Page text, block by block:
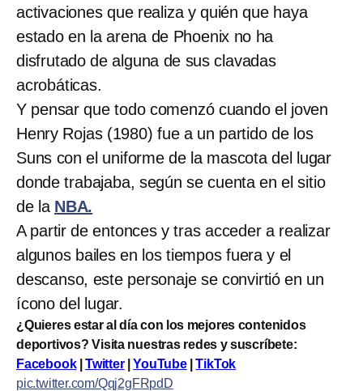
activaciones que realiza y quién que haya
estado en la arena de Phoenix no ha
disfrutado de alguna de sus clavadas
acrobáticas.
Y pensar que todo comenzó cuando el joven
Henry Rojas (1980) fue a un partido de los
Suns con el uniforme de la mascota del lugar
donde trabajaba, según se cuenta en el sitio
de la NBA.
A partir de entonces y tras acceder a realizar
algunos bailes en los tiempos fuera y el
descanso, este personaje se convirtió en un
ícono del lugar.
¿Quieres estar al día con los mejores contenidos
deportivos? Visita nuestras redes y suscríbete:
Facebook|Twitter|YouTube|TikTok
pic.twitter.com/Qqj2gFRpdD